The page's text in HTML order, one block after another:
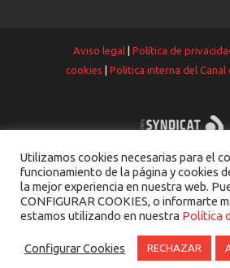
Aviso legal | Política de
cookies | Politica interna del
Utilizamos cookies necesarias para el
funcionamiento de la página y cookies
la mejor experiencia en nuestra web.
CONFIGURAR COOKIES, o informarte
estamos utilizando en nuestra Política
Configurar Cookies RECHAZAR